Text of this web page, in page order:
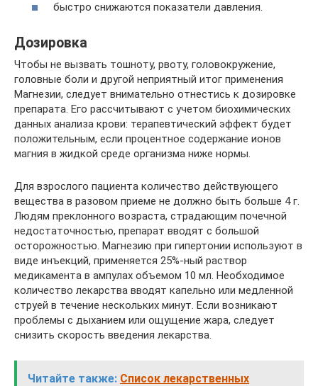
быстро снижаются показатели давления.
Дозировка
Чтобы не вызвать тошноту, рвоту, головокружение,
головные боли и другой неприятный итог применения
Магнезии, следует внимательно отнестись к дозировке
препарата. Его рассчитывают с учетом биохимических
данных анализа крови: терапевтический эффект будет
положительным, если процентное содержание ионов
магния в жидкой среде организма ниже нормы.
Для взрослого пациента количество действующего
вещества в разовом приеме не должно быть больше 4 г.
Людям преклонного возраста, страдающим почечной
недостаточностью, препарат вводят с большой
осторожностью. Магнезию при гипертонии используют в
виде инъекций, применяется 25%-ный раствор
медикамента в ампулах объемом 10 мл. Необходимое
количество лекарства вводят капельно или медленной
струей в течение нескольких минут. Если возникают
проблемы с дыханием или ощущение жара, следует
снизить скорость введения лекарства.
Читайте также: Список лекарственных